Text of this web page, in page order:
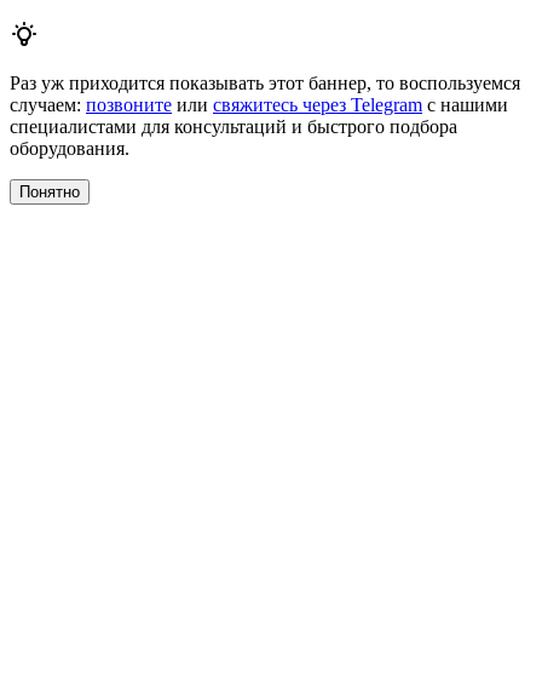
Раз уж приходится показывать этот баннер, то воспользуемся
случаем: позвоните или свяжитесь через Telegram с нашими
специалистами для консультаций и быстрого подбора
оборудования.
Понятно